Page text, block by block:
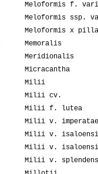
Meloformis f.
Meloformis ssp.
Meloformis x
Memoralis
Meridionalis
Micracantha
Milii
Milii cv.
Milii f. lutea
Milii v. imperatae
Milii v.
Milii v.
Milii v. splendens